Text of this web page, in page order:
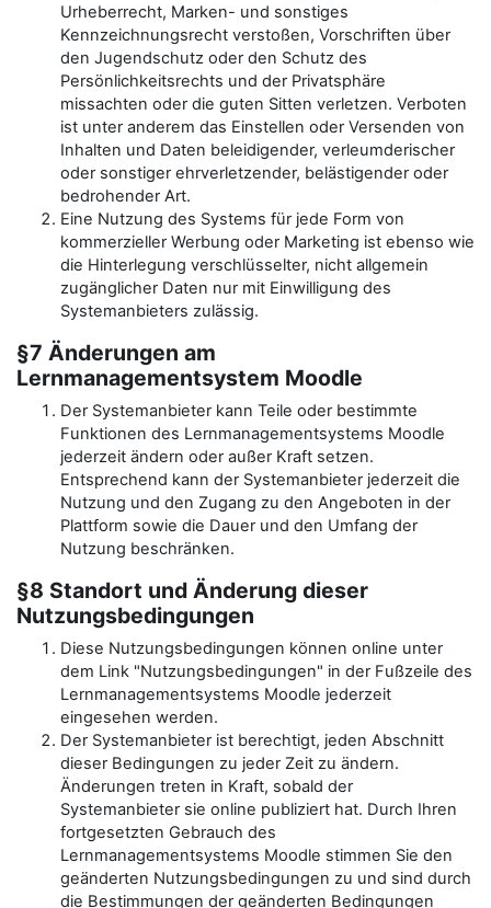
Urheberrecht, Marken- und sonstiges
Kennzeichnungsrecht verstoßen, Vorschriften über
den Jugendschutz oder den Schutz des
Persönlichkeitsrechts und der Privatsphäre
missachten oder die guten Sitten verletzen. Verboten
ist unter anderem das Einstellen oder Versenden von
Inhalten und Daten beleidigender, verleumderischer
oder sonstiger ehrverletzender, belästigender oder
bedrohender Art.
Eine Nutzung des Systems für jede Form von
kommerzieller Werbung oder Marketing ist ebenso wie
die Hinterlegung verschlüsselter, nicht allgemein
zugänglicher Daten nur mit Einwilligung des
Systemanbieters zulässig.
§7 Änderungen am
Lernmanagementsystem Moodle
Der Systemanbieter kann Teile oder bestimmte
Funktionen des Lernmanagementsystems Moodle
jederzeit ändern oder außer Kraft setzen.
Entsprechend kann der Systemanbieter jederzeit die
Nutzung und den Zugang zu den Angeboten in der
Plattform sowie die Dauer und den Umfang der
Nutzung beschränken.
§8 Standort und Änderung dieser
Nutzungsbedingungen
Diese Nutzungsbedingungen können online unter
dem Link "Nutzungsbedingungen" in der Fußzeile des
Lernmanagementsystems Moodle jederzeit
eingesehen werden.
Der Systemanbieter ist berechtigt, jeden Abschnitt
dieser Bedingungen zu jeder Zeit zu ändern.
Änderungen treten in Kraft, sobald der
Systemanbieter sie online publiziert hat. Durch Ihren
fortgesetzten Gebrauch des
Lernmanagementsystems Moodle stimmen Sie den
geänderten Nutzungsbedingungen zu und sind durch
die Bestimmungen der geänderten Bedingungen